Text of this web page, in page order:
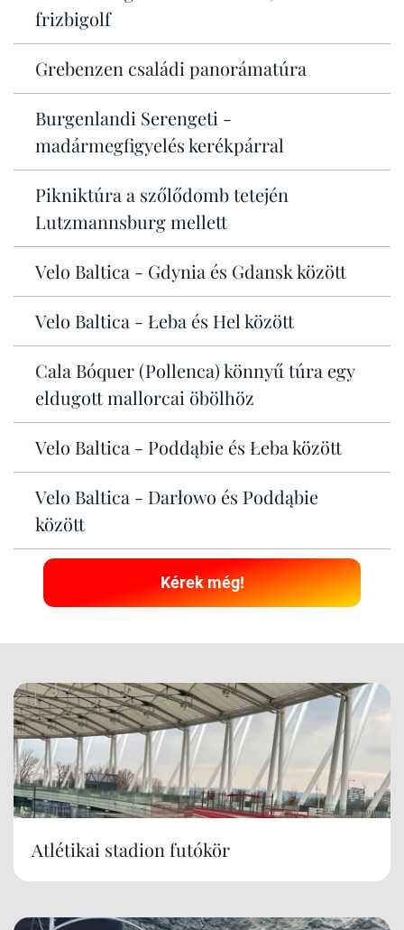
frizbigolf
Grebenzen családi panorámatúra
Burgenlandi Serengeti -
madármegfigyelés kerékpárral
Pikniktúra a szőlődomb tetején
Lutzmannsburg mellett
Velo Baltica - Gdynia és Gdansk között
Velo Baltica - Łeba és Hel között
Cala Bóquer (Pollenca) könnyű túra egy
eldugott mallorcai öbölhöz
Velo Baltica - Poddąbie és Łeba között
Velo Baltica - Darłowo és Poddąbie
között
Kérek még!
Atlétikai stadion futókör